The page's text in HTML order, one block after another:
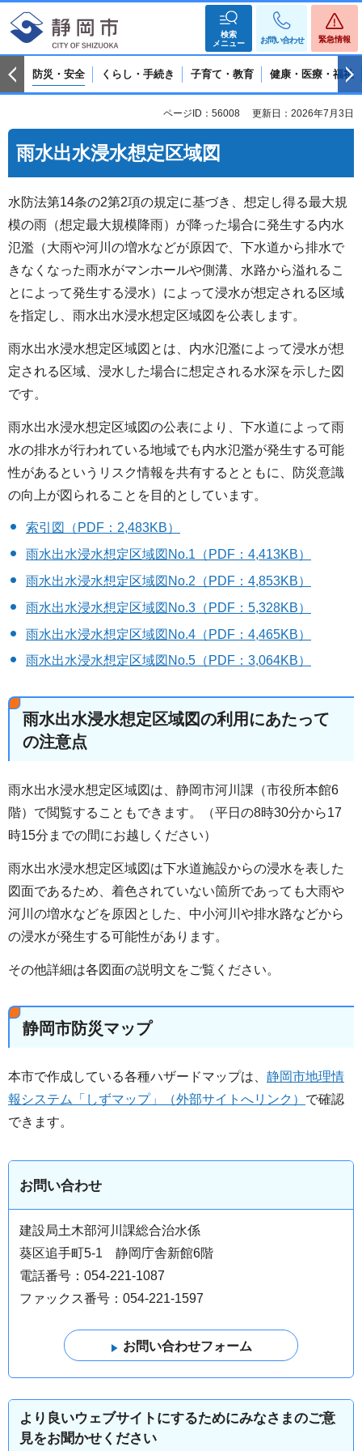
検索
メニュー
お問い合わせ 緊急情報
防災・安全 くらし・手続き 子育て・教育 健康・医療・福祉
ページID：56008 更新日：2026年7月3日
雨水出水浸水想定区域図
水防法第14条の2第2項の規定に基づき、想定し得る最大規
模の雨（想定最大規模降雨）が降った場合に発生する内水
氾濫（大雨や河川の増水などが原因で、下水道から排水で
きなくなった雨水がマンホールや側溝、水路から溢れるこ
とによって発生する浸水）によって浸水が想定される区域
を指定し、雨水出水浸水想定区域図を公表します。
雨水出水浸水想定区域図とは、内水氾濫によって浸水が想
定される区域、浸水した場合に想定される水深を示した図
です。
雨水出水浸水想定区域図の公表により、下水道によって雨
水の排水が行われている地域でも内水氾濫が発生する可能
性があるというリスク情報を共有するとともに、防災意識
の向上が図られることを目的としています。
索引図（PDF：2,483KB）
雨水出水浸水想定区域図No.1（PDF：4,413KB）
雨水出水浸水想定区域図No.2（PDF：4,853KB）
雨水出水浸水想定区域図No.3（PDF：5,328KB）
雨水出水浸水想定区域図No.4（PDF：4,465KB）
雨水出水浸水想定区域図No.5（PDF：3,064KB）
雨水出水浸水想定区域図の利用にあたって
の注意点
雨水出水浸水想定区域図は、静岡市河川課（市役所本館6
階）で閲覧することもできます。（平日の8時30分から17
時15分までの間にお越しください）
雨水出水浸水想定区域図は下水道施設からの浸水を表した
図面であるため、着色されていない箇所であっても大雨や
河川の増水などを原因とした、中小河川や排水路などから
の浸水が発生する可能性があります。
その他詳細は各図面の説明文をご覧ください。
静岡市防災マップ
本市で作成している各種ハザードマップは、 静岡市地理情
報システム「しずマップ」（外部サイトへリンク） で確認
できます。
お問い合わせ
建設局土木部河川課総合治水係
葵区追手町5-1 静岡庁舎新館6階
電話番号：054-221-1087
ファックス番号：054-221-1597
より良いウェブサイトにするためにみなさまのご意
見をお聞かせください